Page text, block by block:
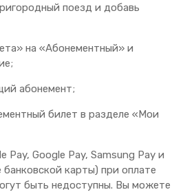
поезд и добавь
на «Абонементный» и
абонемент;
билет в разделе «Мои
Pay, Google Pay, Samsung Pay и
карты) при оплате
быть недоступны. Вы можете